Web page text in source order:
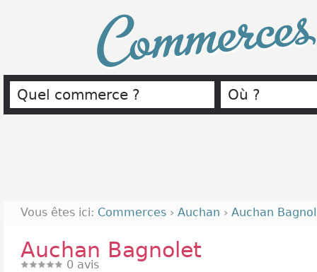
Vous êtes ici: Commerces › Auchan › Auchan
Auchan Bagnolet
0 avis